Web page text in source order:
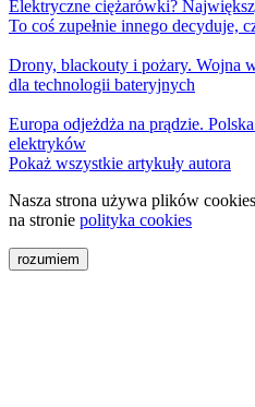
Elektryczne ciężarówki?
To coś zupełnie innego decyduje,
Drony, blackouty i pożary. Wojna
dla technologii bateryjnych
Europa odjeżdża na prądzie.
elektryków
Pokaż wszystkie artykuły autora
Nasza strona używa plików
na stronie polityka cookies
rozumiem